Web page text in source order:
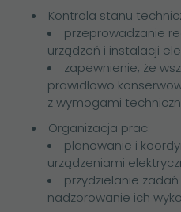
Kontrola stanu
przeprowadzanie
urządzeń i instalacji
zapewnienie, że
prawidłowo
z wymogami
Organizacja prac:
planowanie i
urządzeniami
przydzielanie
nadzorowanie ich